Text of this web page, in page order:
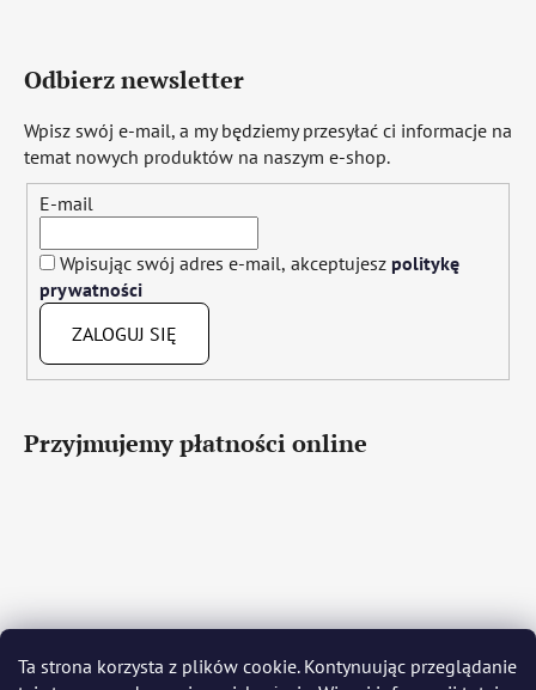
Ta strona korzysta z plików cookie. Kontynuując przeglądanie
Odbierz newsletter
Wpisz swój e-mail, a my będziemy przesyłać ci informacje na
temat nowych produktów na naszym e-shop.
E-mail
Wpisując swój adres e-mail, akceptujesz politykę
prywatności
ZALOGUJ SIĘ
Przyjmujemy płatności online
Język polski Română Italiano Español
Français